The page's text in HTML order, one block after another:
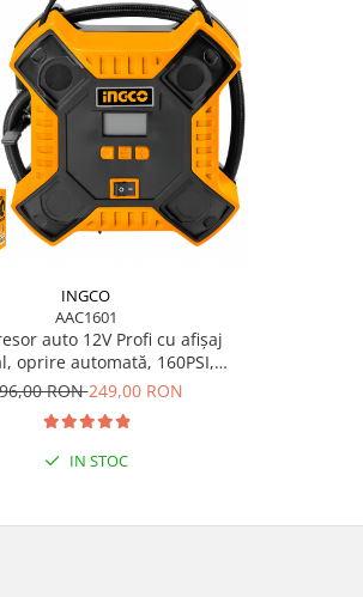
INGCO
AAC1601
auto 12V Profi cu afișaj
oprire automată, 160PSI,
LED, 3m cablu, 3 accesorii
RON249,00 RON
IN STOC